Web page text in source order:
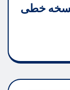
۴۰۰ ساله نسخه خطی